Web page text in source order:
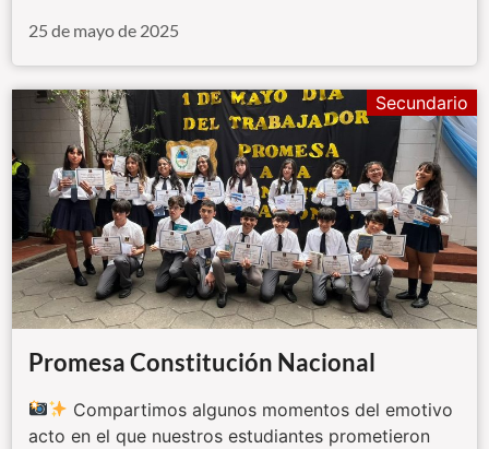
25 de mayo de 2025
Promesa Constitución Nacional
Compartimos algunos momentos del emotivo
acto en el que nuestros estudiantes prometieron
Secundario